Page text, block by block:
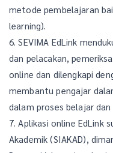
metode pembelajaran
learning).
6. SEVIMA EdLink
dan pelacakan,
online dan dilengkapi
membantu pengajar
dalam proses belajar dan
7. Aplikasi online EdLink
Akademik (SIAKAD),